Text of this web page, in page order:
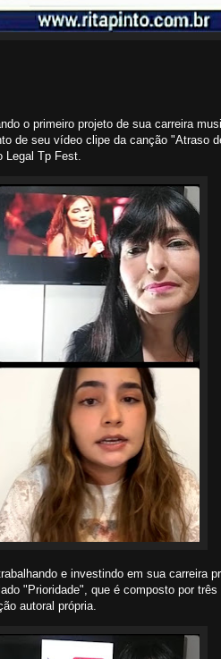
o primeiro projeto de sua carreira
de seu vídeo clipe da canção "Atraso
Legal Tp Fest.
e investindo em sua carreira
"Prioridade", que é composto por
autoral própria.